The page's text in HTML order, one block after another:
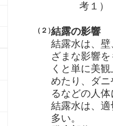
考１）
（２）結露の影響
結露水は、
ざまな影響
くと単に美
めたり、ダ
るなどの人
結露水は、
多い。